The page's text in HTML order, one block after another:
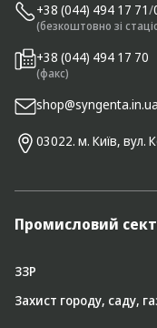
+38 (044) 494 17 71/
(безкоштовно зі
+38 (044) 494 17 70
(факс)
shop@syngenta.in.ua
03022. м. Київ, вул.
Промисловий
ЗЗР
Захист городу, саду,